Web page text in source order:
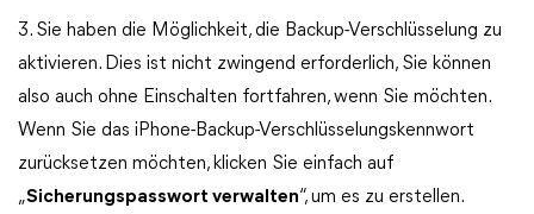
3. Sie haben die Möglichkeit, die Backup-Verschlüsselung zu
aktivieren. Dies ist nicht zwingend erforderlich, Sie können
also auch ohne Einschalten fortfahren, wenn Sie möchten.
Wenn Sie das iPhone-Backup-Verschlüsselungskennwort
zurücksetzen möchten, klicken Sie einfach auf
„Sicherungspasswort verwalten“, um es zu erstellen.